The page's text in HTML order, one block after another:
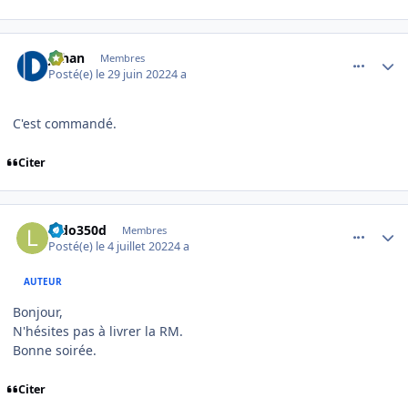
Johan Membres
Posté(e) le 29 juin 20224 a
C'est commandé.
Citer
ludo350d Membres
Posté(e) le 4 juillet 20224 a
AUTEUR
Bonjour,
N'hésites pas à livrer la RM.
Bonne soirée.
Citer